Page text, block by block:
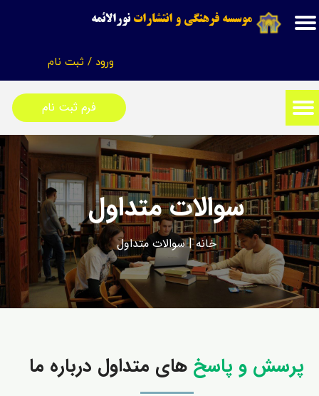
موسسه فرهنگی و انتشاراتنورالائمه
ورود / ثبت نام
حساب کاربری من
سفارشات
خروج از حساب کاربری
فرم ثبت نام
سوالات متداول
خانه|سوالات متداول
پرسش و پاسخ های متداول درباره ما